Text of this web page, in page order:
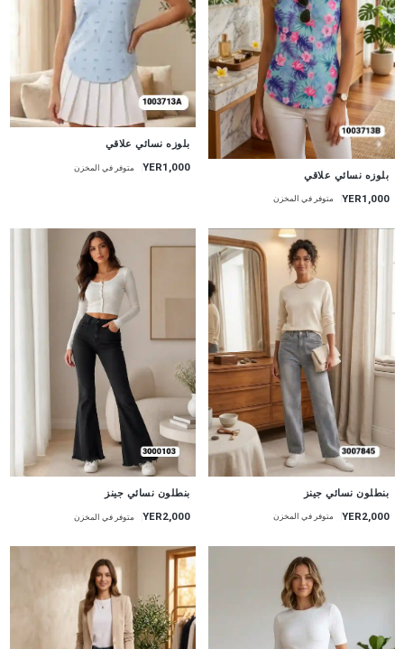
بلوزه نسائي علاقي
YER1,000 متوفر في المخزن
جديد
بلوزه نسائي علاقي
YER1,000 متوفر في المخزن
بنطلون نسائي جينز
YER2,000 متوفر في المخزن
بنطلون نسائي جينز
YER2,000 متوفر في المخزن